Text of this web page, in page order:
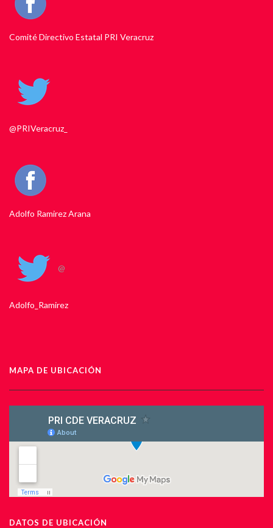
Comité Directivo Estatal PRI Veracruz
@PRIVeracruz_
Adolfo Ramirez Arana
@
Adolfo_Ramirez
MAPA DE UBICACIÓN
DATOS DE UBICACIÓN